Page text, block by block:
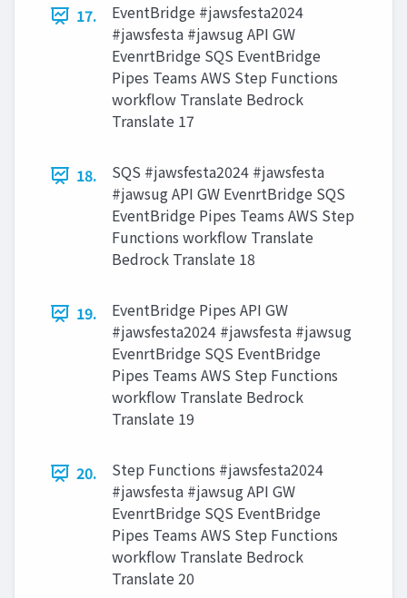
17.
EventBridge #jawsfesta2024
#jawsfesta #jawsug API GW
EvenrtBridge SQS EventBridge
Pipes Teams AWS Step Functions
workflow Translate Bedrock
Translate 17
18.
SQS #jawsfesta2024 #jawsfesta
#jawsug API GW EvenrtBridge SQS
EventBridge Pipes Teams AWS Step
Functions workflow Translate
Bedrock Translate 18
19.
EventBridge Pipes API GW
#jawsfesta2024 #jawsfesta #jawsug
EvenrtBridge SQS EventBridge
Pipes Teams AWS Step Functions
workflow Translate Bedrock
Translate 19
20.
Step Functions #jawsfesta2024
#jawsfesta #jawsug API GW
EvenrtBridge SQS EventBridge
Pipes Teams AWS Step Functions
workflow Translate Bedrock
Translate 20